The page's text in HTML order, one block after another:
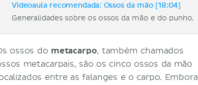
Videoaula recomendada: Ossos da mão [18:04]
Generalidades sobre os ossos da mão e do punho.
ossos do metacarpo, também chamados
metacarpais, são os cinco ossos da mão
entre as falanges e o carpo. Embora